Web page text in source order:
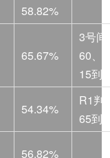
58.82%
65.67%
3号
60、
15到
54.34%
R1判
65到
56.82%